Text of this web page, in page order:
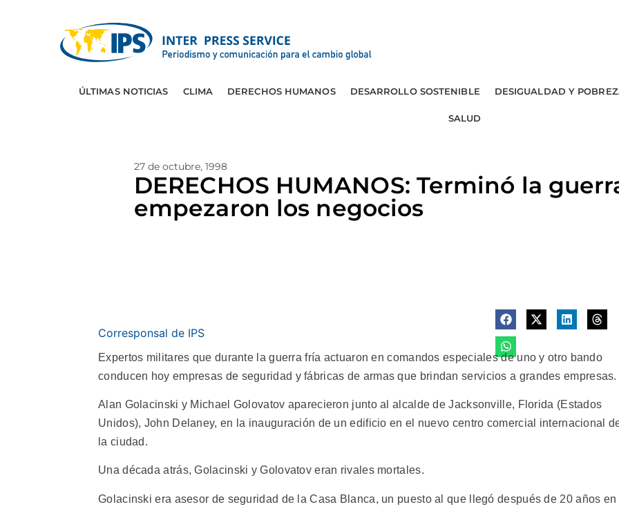
ÚLTIMAS NOTICIAS CLIMA DERECHOS HUMANOS DESARROLLO SOSTENIBLE DESIGUALDAD Y
SALUD
27 de octubre, 1998
DERECHOS HUMANOS: Terminó la
empezaron los negocios
Corresponsal de IPS
Expertos militares que durante la guerra fría actuaron en comandos especiales de uno y otro bando
conducen hoy empresas de seguridad y fábricas de armas que brindan servicios a grandes empresas.
Alan Golacinski y Michael Golovatov aparecieron junto al alcalde de Jacksonville, Florida (Estados
Unidos), John Delaney, en la inauguración de un edificio en el nuevo centro comercial internacional
la ciudad.
Una década atrás, Golacinski y Golovatov eran rivales mortales.
Golacinski era asesor de seguridad de la Casa Blanca, un puesto al que llegó después de 20 años en